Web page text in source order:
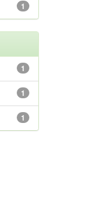
1
1
1
1